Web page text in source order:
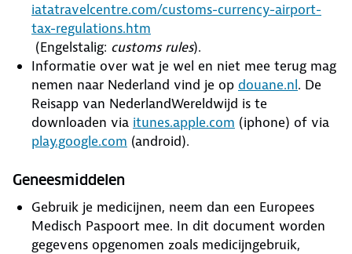
iatatravelcentre.com/customs-currency-airport-
tax-regulations.htm
(Engelstalig: customs rules).
Informatie over wat je wel en niet mee terug mag
nemen naar Nederland vind je op douane.nl. De
Reisapp van NederlandWereldwijd is te
downloaden via itunes.apple.com (iphone) of via
play.google.com (android).
Geneesmiddelen
Gebruik je medicijnen, neem dan een Europees
Medisch Paspoort mee. In dit document worden
gegevens opgenomen zoals medicijngebruik,